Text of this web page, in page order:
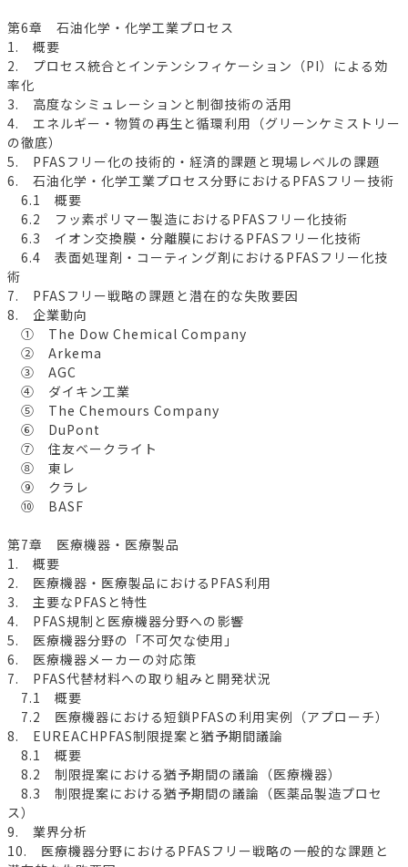
第6章 石油化学・化学工業プロセス
1. 概要
2. プロセス統合とインテンシフィケーション（PI）による効
率化
3. 高度なシミュレーションと制御技術の活用
4. エネルギー・物質の再生と循環利用（グリーンケミストリー
の徹底）
5. PFASフリー化の技術的・経済的課題と現場レベルの課題
6. 石油化学・化学工業プロセス分野におけるPFASフリー技術
6.1 概要
6.2 フッ素ポリマー製造におけるPFASフリー化技術
6.3 イオン交換膜・分離膜におけるPFASフリー化技術
6.4 表面処理剤・コーティング剤におけるPFASフリー化技
術
7. PFASフリー戦略の課題と潜在的な失敗要因
8. 企業動向
① The Dow Chemical Company
② Arkema
③ AGC
④ ダイキン工業
⑤ The Chemours Company
⑥ DuPont
⑦ 住友ベークライト
⑧ 東レ
⑨ クラレ
⑩ BASF
第7章 医療機器・医療製品
1. 概要
2. 医療機器・医療製品におけるPFAS利用
3. 主要なPFASと特性
4. PFAS規制と医療機器分野への影響
5. 医療機器分野の「不可欠な使用」
6. 医療機器メーカーの対応策
7. PFAS代替材料への取り組みと開発状況
7.1 概要
7.2 医療機器における短鎖PFASの利用実例（アプローチ）
8. EUREACHPFAS制限提案と猶予期間議論
8.1 概要
8.2 制限提案における猶予期間の議論（医療機器）
8.3 制限提案における猶予期間の議論（医薬品製造プロセ
ス）
9. 業界分析
10. 医療機器分野におけるPFASフリー戦略の一般的な課題と